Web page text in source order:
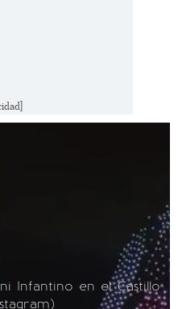
Infantino en el Castillo